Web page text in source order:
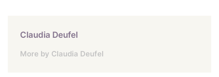
Claudia Deufel
More by Claudia Deufel